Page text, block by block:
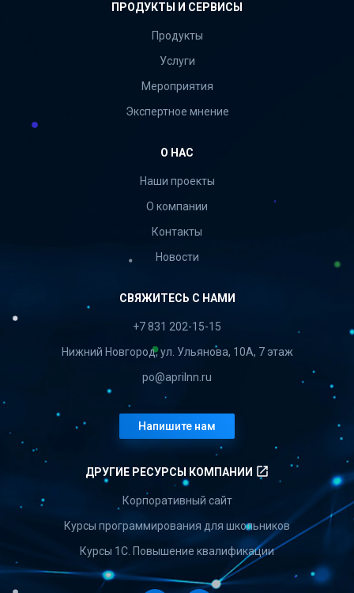
ПРОДУКТЫ И СЕРВИСЫ
Продукты
Услуги
Мероприятия
Экспертное мнение
О НАС
Наши проекты
О компании
Контакты
Новости
СВЯЖИТЕСЬ С НАМИ
+7 831 202-15-15
Нижний Новгород, ул. Ульянова, 10А, 7 этаж
po@aprilnn.ru
Напишите нам
ДРУГИЕ РЕСУРСЫ КОМПАНИИ launch
Корпоративный сайт
Курсы программирования для школьников
Курсы 1С. Повышение квалификации